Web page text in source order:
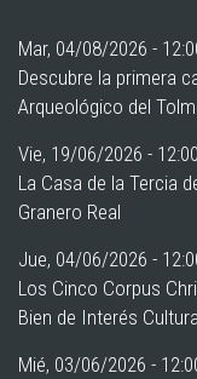
Mar, 04/08/2026 -
Descubre la primera
Arqueológico del
Vie, 19/06/2026 - 12:00
La Casa de la Tercia
Granero Real
Jue, 04/06/2026 -
Los Cinco Corpus
Bien de Interés
Mié, 03/06/2026 -